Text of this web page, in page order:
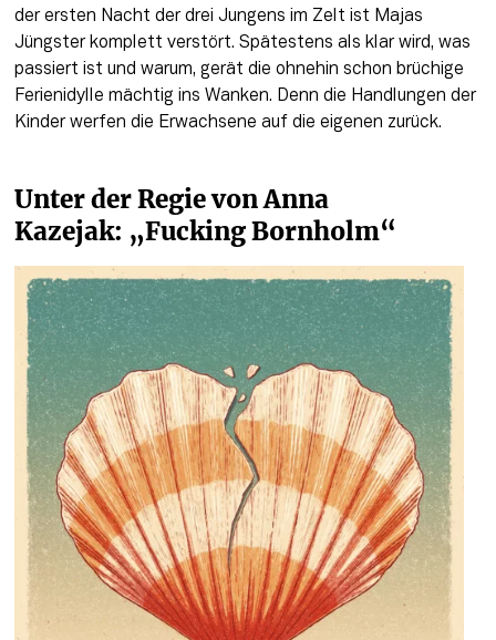
der ersten Nacht der drei Jungens im Zelt ist Majas
Jüngster komplett verstört. Spätestens als klar wird, was
passiert ist und warum, gerät die ohnehin schon brüchige
Ferienidylle mächtig ins Wanken. Denn die Handlungen der
Kinder werfen die Erwachsene auf die eigenen zurück.
Unter der Regie von Anna
Kazejak: „Fucking Bornholm“